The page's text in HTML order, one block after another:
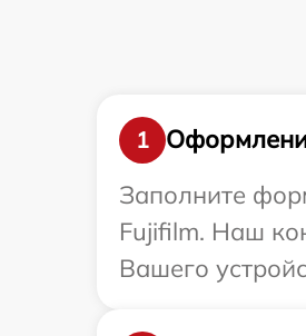
1
Заполните
Fujifilm. Наш
Вашего